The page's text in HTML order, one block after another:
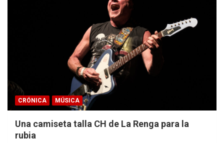
CRÓNICA MÚSICA
Una camiseta talla CH de La Renga para la
rubia